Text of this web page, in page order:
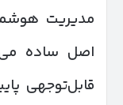
مدیریت
اصل ساده
قابل‌توجهی